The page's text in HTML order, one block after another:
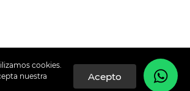
cookies.
nuestra